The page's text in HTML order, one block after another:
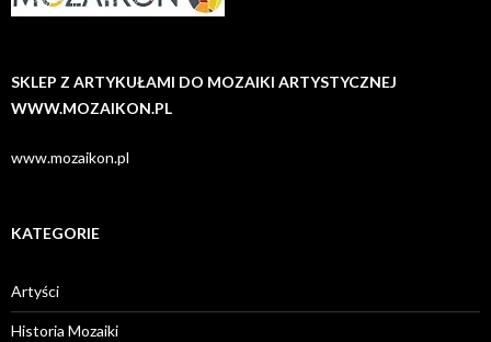
SKLEP Z ARTYKUŁAMI DO MOZAIKI ARTYSTYCZNEJ
WWW.MOZAIKON.PL
www.mozaikon.pl
KATEGORIE
Artyści
Historia Mozaiki